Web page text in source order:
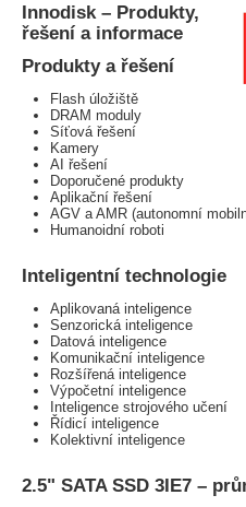
Innodisk – Produkty,
řešení a informace
Produkty a řešení
Flash úložiště
DRAM moduly
Síťová řešení
Kamery
AI řešení
Doporučené produkty
Aplikační řešení
AGV a AMR (autonomní
Humanoidní roboti
Inteligentní technologie
Aplikovaná inteligence
Senzorická inteligence
Datová inteligence
Komunikační inteligence
Rozšířená inteligence
Výpočetní inteligence
Inteligence strojového učení
Řídicí inteligence
Kolektivní inteligence
2.5" SATA SSD 3IE7 –